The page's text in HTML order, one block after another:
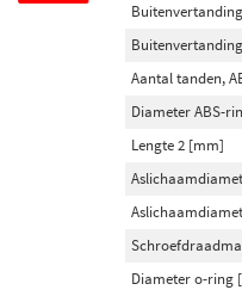
Aantal tanden,
Diameter ABS-
Lengte 2 [mm]
Diameter o-ring